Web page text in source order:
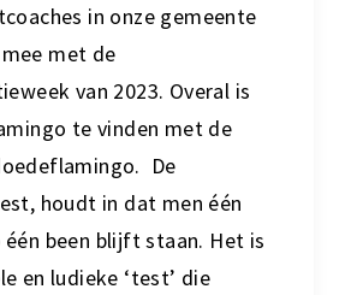
in onze gemeente
met de
van 2023. Overal is
te vinden met de
De
houdt in dat men één
been blijft staan. Het is
en ludieke ‘test’ die